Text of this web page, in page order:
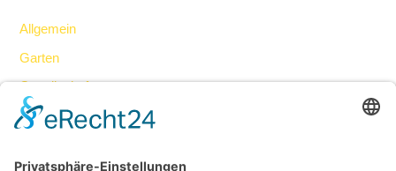
Allgemein
Garten
Gesellschaft
Haus